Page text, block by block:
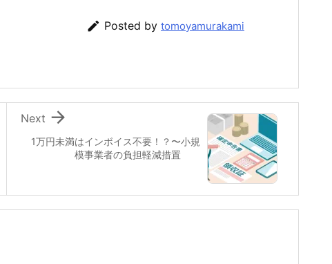
 Posted by tomoyamurakami
1万円未満はインボイス不要！？〜小規
模事業者の負担軽減措置

Next